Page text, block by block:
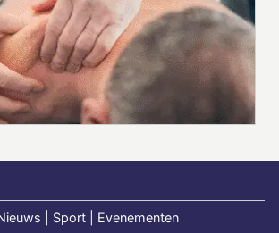
| Sport | Evenementen